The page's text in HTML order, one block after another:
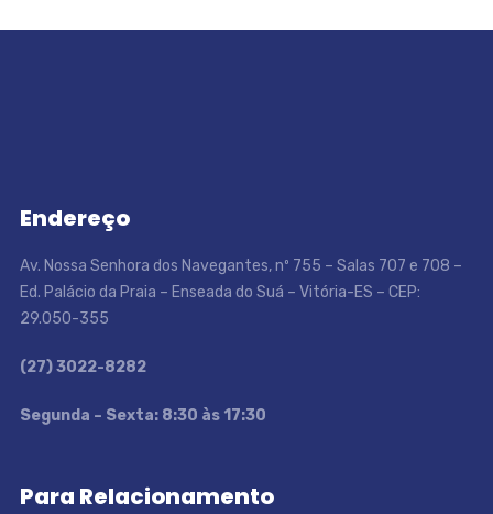
Endereço
Av. Nossa Senhora dos Navegantes, nº 755 – Salas 707 e 708 –
Ed. Palácio da Praia – Enseada do Suá – Vitória-ES – CEP:
29.050-355
(27) 3022-8282
Segunda – Sexta: 8:30 às 17:30
Para Relacionamento